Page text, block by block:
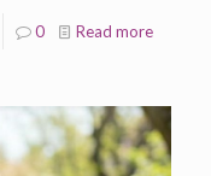
0 Read more